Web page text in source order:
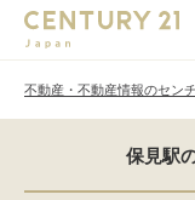
不動産・不動産情報のセン
保見駅